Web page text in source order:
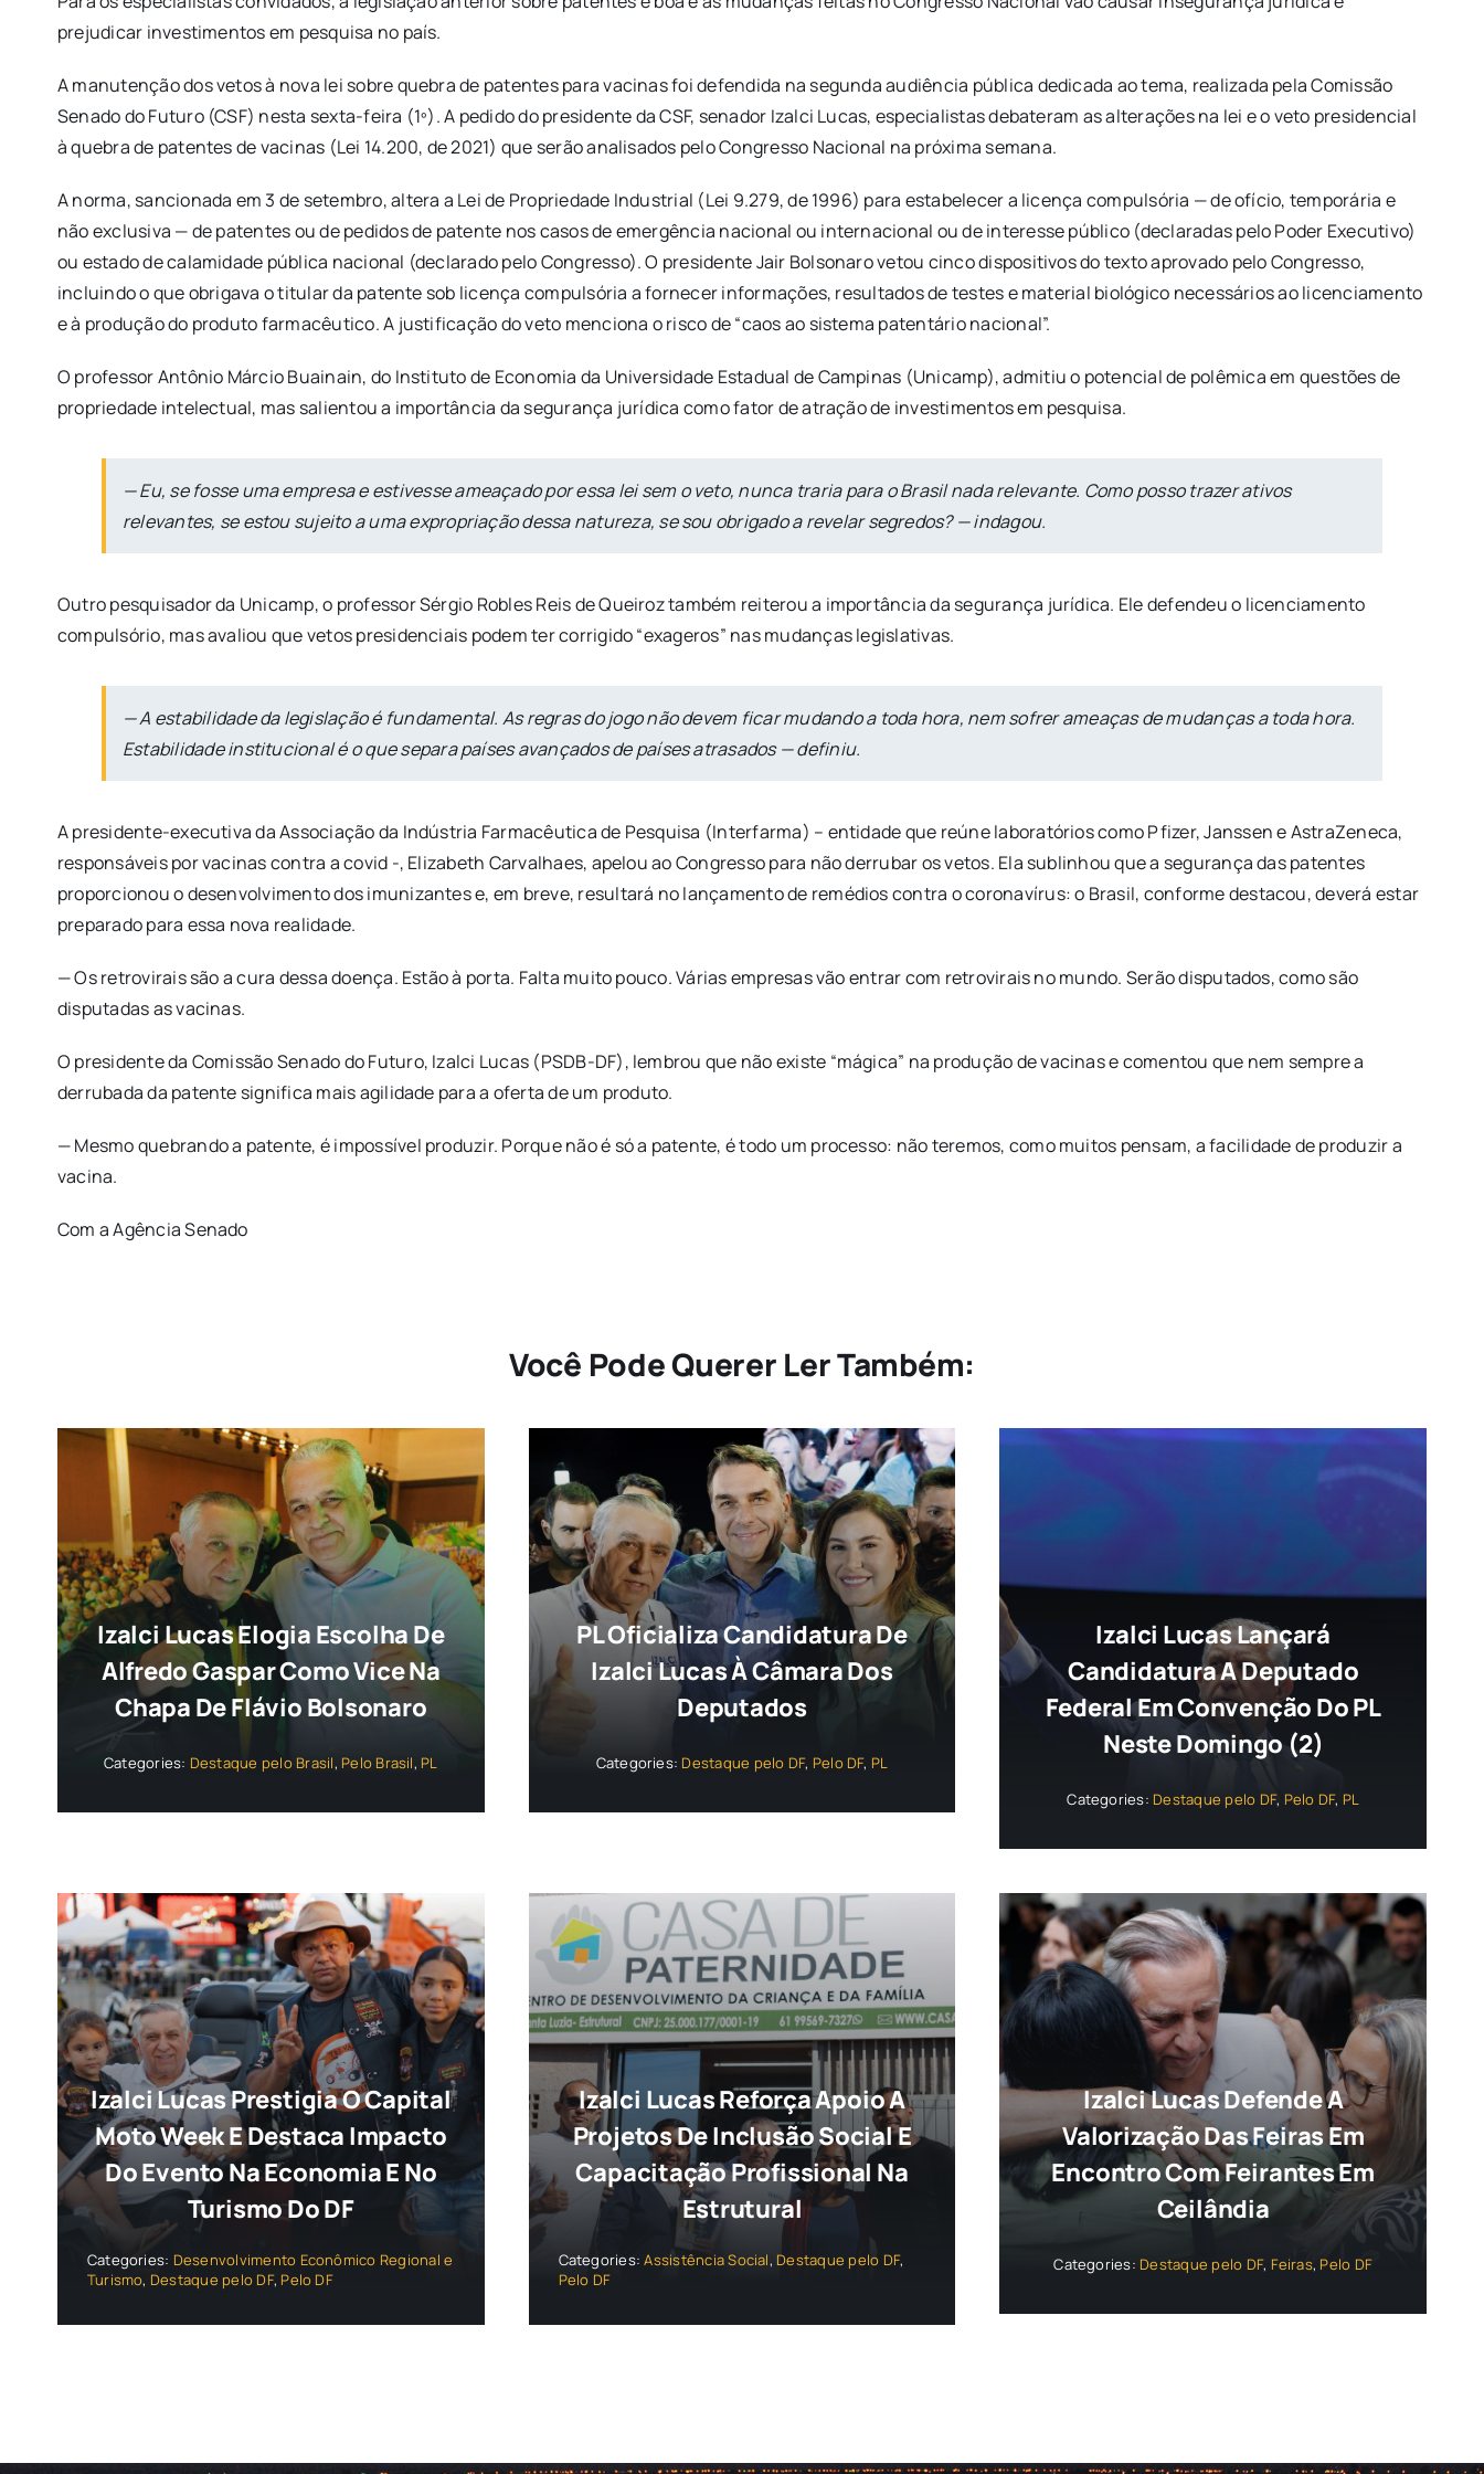
prejudicar investimentos em pesquisa no país.
A manutenção dos vetos à nova lei sobre quebra de patentes para vacinas foi defendida na segunda audiência pública dedicada ao tema, realizada pela Comissão
Senado do Futuro (CSF) nesta sexta-feira (1º). A pedido do presidente da CSF, senador Izalci Lucas, especialistas debateram as alterações na lei e o veto presidencial
à quebra de patentes de vacinas (Lei 14.200, de 2021) que serão analisados pelo Congresso Nacional na próxima semana.
A norma, sancionada em 3 de setembro, altera a Lei de Propriedade Industrial (Lei 9.279, de 1996) para estabelecer a licença compulsória — de ofício, temporária e
não exclusiva — de patentes ou de pedidos de patente nos casos de emergência nacional ou internacional ou de interesse público (declaradas pelo Poder Executivo)
ou estado de calamidade pública nacional (declarado pelo Congresso). O presidente Jair Bolsonaro vetou cinco dispositivos do texto aprovado pelo Congresso,
incluindo o que obrigava o titular da patente sob licença compulsória a fornecer informações, resultados de testes e material biológico necessários ao licenciamento
e à produção do produto farmacêutico. A justificação do veto menciona o risco de “caos ao sistema patentário nacional”.
O professor Antônio Márcio Buainain, do Instituto de Economia da Universidade Estadual de Campinas (Unicamp), admitiu o potencial de polêmica em questões de
propriedade intelectual, mas salientou a importância da segurança jurídica como fator de atração de investimentos em pesquisa.
— Eu, se fosse uma empresa e estivesse ameaçado por essa lei sem o veto, nunca traria para o Brasil nada relevante. Como posso trazer ativos
relevantes, se estou sujeito a uma expropriação dessa natureza, se sou obrigado a revelar segredos? — indagou.
Outro pesquisador da Unicamp, o professor Sérgio Robles Reis de Queiroz também reiterou a importância da segurança jurídica. Ele defendeu o licenciamento
compulsório, mas avaliou que vetos presidenciais podem ter corrigido “exageros” nas mudanças legislativas.
— A estabilidade da legislação é fundamental. As regras do jogo não devem ficar mudando a toda hora, nem sofrer ameaças de mudanças a toda hora.
Estabilidade institucional é o que separa países avançados de países atrasados — definiu.
A presidente-executiva da Associação da Indústria Farmacêutica de Pesquisa (Interfarma) – entidade que reúne laboratórios como Pfizer, Janssen e AstraZeneca,
responsáveis por vacinas contra a covid -, Elizabeth Carvalhaes, apelou ao Congresso para não derrubar os vetos. Ela sublinhou que a segurança das patentes
proporcionou o desenvolvimento dos imunizantes e, em breve, resultará no lançamento de remédios contra o coronavírus: o Brasil, conforme destacou, deverá estar
preparado para essa nova realidade.
— Os retrovirais são a cura dessa doença. Estão à porta. Falta muito pouco. Várias empresas vão entrar com retrovirais no mundo. Serão disputados, como são
disputadas as vacinas.
O presidente da Comissão Senado do Futuro, Izalci Lucas (PSDB-DF), lembrou que não existe “mágica” na produção de vacinas e comentou que nem sempre a
derrubada da patente significa mais agilidade para a oferta de um produto.
— Mesmo quebrando a patente, é impossível produzir. Porque não é só a patente, é todo um processo: não teremos, como muitos pensam, a facilidade de produzir a
vacina.
Com a Agência Senado
Você Pode Querer Ler Também:
Izalci Lucas Elogia Escolha De
Alfredo Gaspar Como Vice Na
Chapa De Flávio Bolsonaro
Categories: Destaque pelo Brasil, Pelo Brasil, PL
PL Oficializa Candidatura De
Izalci Lucas À Câmara Dos
Deputados
Categories: Destaque pelo DF, Pelo DF, PL
Izalci Lucas Lançará
Candidatura A Deputado
Federal Em Convenção Do PL
Neste Domingo (2)
Categories: Destaque pelo DF, Pelo DF, PL
Izalci Lucas Prestigia O Capital
Moto Week E Destaca Impacto
Do Evento Na Economia E No
Turismo Do DF
Categories: Desenvolvimento Econômico Regional e
Turismo, Destaque pelo DF, Pelo DF
Izalci Lucas Reforça Apoio A
Projetos De Inclusão Social E
Capacitação Profissional Na
Estrutural
Categories:Assistência Social, Destaque pelo DF,
Pelo DF
Izalci Lucas Defende A
Valorização Das Feiras Em
Encontro Com Feirantes Em
Ceilândia
Categories: Destaque pelo DF, Feiras, Pelo DF